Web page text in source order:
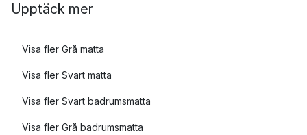
Upptäck mer
Visa fler Grå matta
Visa fler Svart matta
Visa fler Svart badrumsmatta
Visa fler Grå badrumsmatta